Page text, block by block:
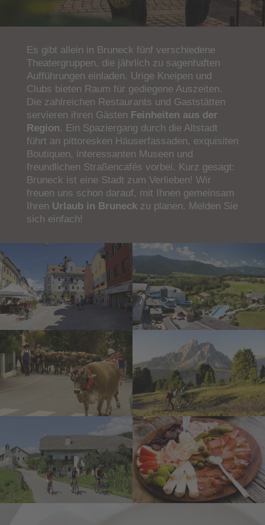
Es gibt allein in Bruneck fünf verschiedene
Theatergruppen, die jährlich zu sagenhaften
Aufführungen einladen. Urige Kneipen und
Clubs bieten Raum für gediegene Auszeiten.
Die zahlreichen Restaurants und Gaststätten
servieren ihren Gästen Feinheiten aus der
Region. Ein Spaziergang durch die Altstadt
führt an pittoresken Häuserfassaden, exquisiten
Boutiquen, interessanten Museen und
freundlichen Straßencafés vorbei. Kurz gesagt:
Bruneck ist eine Stadt zum Verlieben! Wir
freuen uns schon darauf, mit Ihnen gemeinsam
Ihren Urlaub in Bruneckzu planen. Melden Sie
sich einfach!